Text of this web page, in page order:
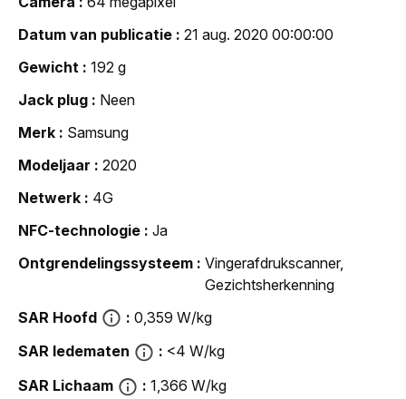
Datum van publicatie
21 aug. 2020 00:00:00
Gewicht
192 g
Jack plug
Neen
Merk
Samsung
Modeljaar
2020
Netwerk
4G
NFC-technologie
Ja
Ontgrendelingssysteem
Vingerafdrukscanner,
Gezichtsherkenning
SAR Hoofd
0,359 W/kg
SAR ledematen
<4 W/kg
SAR Lichaam
1,366 W/kg